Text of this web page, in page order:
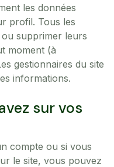
les données
profil. Tous les
supprimer leurs
moment (à
gestionnaires du site
informations.
sur vos
compte ou si vous
le site, vous pouvez